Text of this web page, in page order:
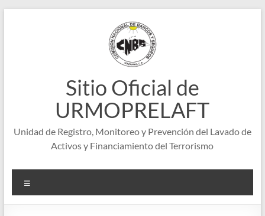
Sitio Oficial de
URMOPRELAFT
Unidad de Registro, Monitoreo y Prevención del Lavado de
Activos y Financiamiento del Terrorismo